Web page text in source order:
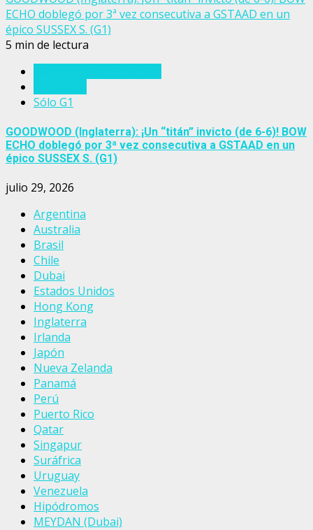
ECHO doblegó por 3ª vez consecutiva a GSTAAD en un
épico SUSSEX S. (G1)
5 min de lectura
Sólo G1
GOODWOOD (Inglaterra): ¡Un “titán” invicto (de 6-6)! BOW
ECHO doblegó por 3ª vez consecutiva a GSTAAD en un
épico SUSSEX S. (G1)
julio 29, 2026
Argentina
Australia
Brasil
Chile
Dubai
Estados Unidos
Hong Kong
Inglaterra
Irlanda
Japón
Nueva Zelanda
Panamá
Perú
Puerto Rico
Qatar
Singapur
Suráfrica
Uruguay
Venezuela
Hipódromos
MEYDAN (Dubai)